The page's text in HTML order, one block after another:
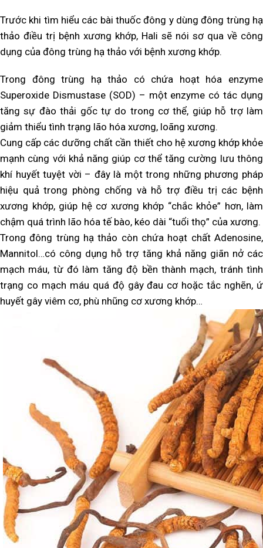
Trước khi tìm hiểu các bài thuốc đông y dùng đông trùng hạ
thảo điều trị bệnh xương khớp, Hali sẽ nói sơ qua về công
dụng của đông trùng hạ thảo với bệnh xương khớp.
Trong đông trùng hạ thảo có chứa hoạt hóa enzyme
Superoxide Dismustase (SOD) – một enzyme có tác dụng
tăng sự đào thải gốc tự do trong cơ thể, giúp hỗ trợ làm
giảm thiểu tình trạng lão hóa xương, loãng xương.
Cung cấp các dưỡng chất cần thiết cho hệ xương khớp khỏe
mạnh cùng với khả năng giúp cơ thể tăng cường lưu thông
khí huyết tuyệt vời – đây là một trong những phương pháp
hiệu quả trong phòng chống và hỗ trợ điều trị các bệnh
xương khớp, giúp hệ cơ xương khớp “chắc khỏe” hơn, làm
chậm quá trình lão hóa tế bào, kéo dài “tuổi thọ” của xương.
Trong đông trùng hạ thảo còn chứa hoạt chất Adenosine,
Mannitol…có công dụng hỗ trợ tăng khả năng giãn nở các
mạch máu, từ đó làm tăng độ bền thành mạch, tránh tình
trạng co mạch máu quá độ gây đau cơ hoặc tắc nghẽn, ứ
huyết gây viêm cơ, phù nhũng cơ xương khớp…